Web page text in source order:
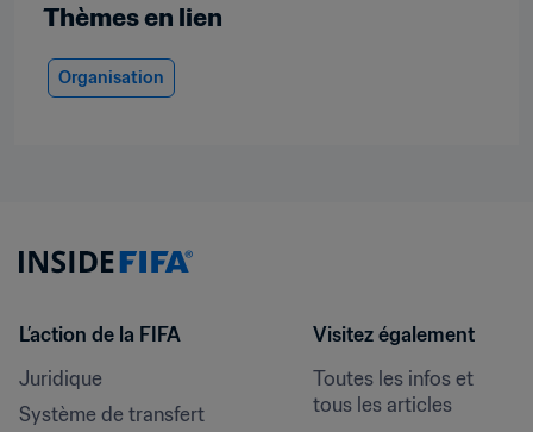
Thèmes en lien
Organisation
L’action de la FIFA
Juridique
Système de transfert
Visitez également
Toutes les infos et
tous les articles